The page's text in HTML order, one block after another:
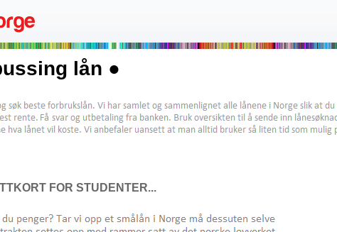
lån ●
FOR STUDENTER...